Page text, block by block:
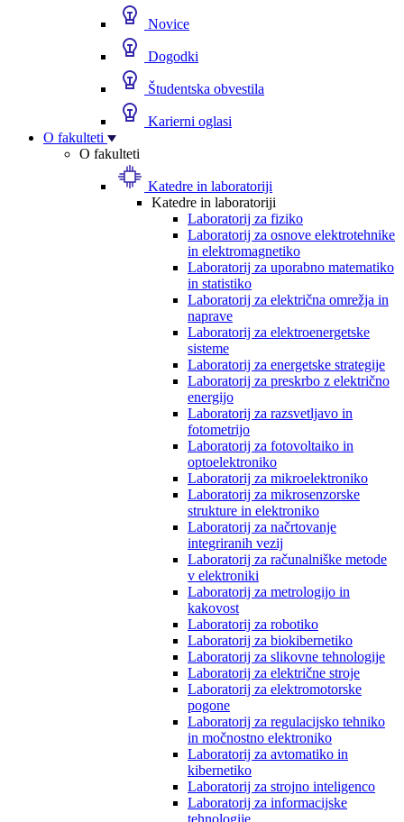
Novice
Dogodki
Študentska obvestila
Karierni oglasi
O fakulteti
O fakulteti
Katedre in laboratoriji
Katedre in laboratoriji
Laboratorij za fiziko
Laboratorij za osnove elektrotehnike
in elektromagnetiko
Laboratorij za uporabno matematiko
in statistiko
Laboratorij za električna omrežja in
naprave
Laboratorij za elektroenergetske
sisteme
Laboratorij za energetske strategije
Laboratorij za preskrbo z električno
energijo
Laboratorij za razsvetljavo in
fotometrijo
Laboratorij za fotovoltaiko in
optoelektroniko
Laboratorij za mikroelektroniko
Laboratorij za mikrosenzorske
strukture in elektroniko
Laboratorij za načrtovanje
integriranih vezij
Laboratorij za računalniške metode
v elektroniki
Laboratorij za metrologijo in
kakovost
Laboratorij za robotiko
Laboratorij za biokibernetiko
Laboratorij za slikovne tehnologije
Laboratorij za električne stroje
Laboratorij za elektromotorske
pogone
Laboratorij za regulacijsko tehniko
in močnostno elektroniko
Laboratorij za avtomatiko in
kibernetiko
Laboratorij za strojno inteligenco
Laboratorij za informacijske
tehnologije